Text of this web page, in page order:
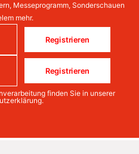
Messeprogramm, Sonderschauen
mehr.
Registrieren
Registrieren
finden Sie in unserer
.